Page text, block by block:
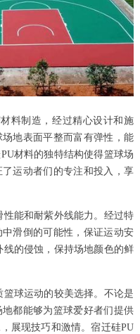
料制造，经过精心设计和施
地表面平整而富有弹性，能
材料的独特结构使得篮球场
运动者们的专注和投入，享
能和耐紫外线能力。经过特
滑倒的可能性，保证运动安
的侵蚀，保持场地颜色的鲜
球运动的较美选择。不论是
都能够为篮球爱好者们提供
展现技巧和激情。宿迁硅PU